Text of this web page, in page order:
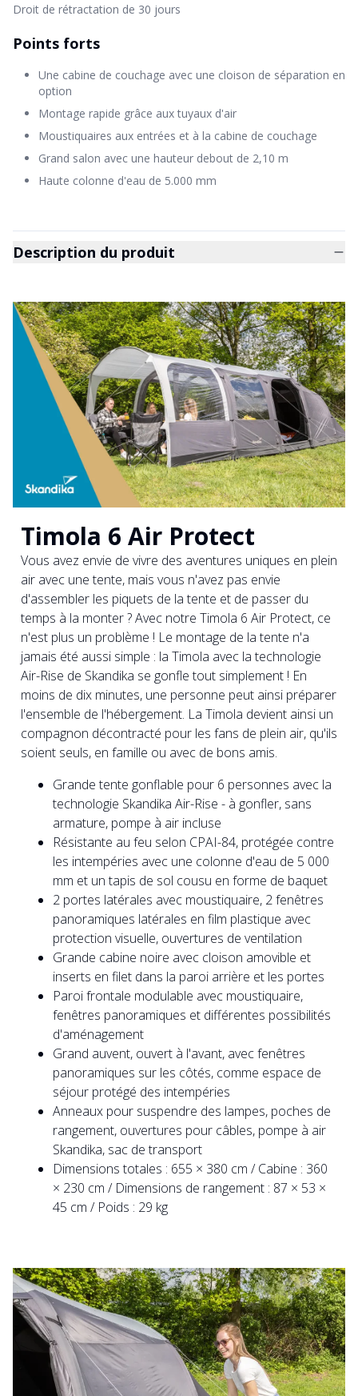
Droit de rétractation de 30 jours
Points forts
Une cabine de couchage avec une cloison de séparation en
option
Montage rapide grâce aux tuyaux d'air
Moustiquaires aux entrées et à la cabine de couchage
Grand salon avec une hauteur debout de 2,10 m
Haute colonne d'eau de 5.000 mm
Description du produit
Timola 6 Air Protect
Vous avez envie de vivre des aventures uniques en plein
air avec une tente, mais vous n'avez pas envie
d'assembler les piquets de la tente et de passer du
temps à la monter ? Avec notre Timola 6 Air Protect, ce
n'est plus un problème ! Le montage de la tente n'a
jamais été aussi simple : la Timola avec la technologie
Air-Rise de Skandika se gonfle tout simplement ! En
moins de dix minutes, une personne peut ainsi préparer
l'ensemble de l'hébergement. La Timola devient ainsi un
compagnon décontracté pour les fans de plein air, qu'ils
soient seuls, en famille ou avec de bons amis.
Grande tente gonflable pour 6 personnes avec la
technologie Skandika Air-Rise - à gonfler, sans
armature, pompe à air incluse
Résistante au feu selon CPAI-84, protégée contre
les intempéries avec une colonne d'eau de 5 000
mm et un tapis de sol cousu en forme de baquet
2 portes latérales avec moustiquaire, 2 fenêtres
panoramiques latérales en film plastique avec
protection visuelle, ouvertures de ventilation
Grande cabine noire avec cloison amovible et
inserts en filet dans la paroi arrière et les portes
Paroi frontale modulable avec moustiquaire,
fenêtres panoramiques et différentes possibilités
d'aménagement
Grand auvent, ouvert à l'avant, avec fenêtres
panoramiques sur les côtés, comme espace de
séjour protégé des intempéries
Anneaux pour suspendre des lampes, poches de
rangement, ouvertures pour câbles, pompe à air
Skandika, sac de transport
Dimensions totales : 655 × 380 cm / Cabine : 360
× 230 cm / Dimensions de rangement : 87 × 53 ×
45 cm / Poids : 29 kg